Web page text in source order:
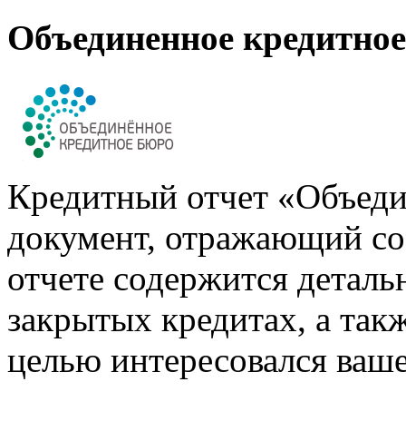
Объединенное
Кредитный отчет
документ, отражающий
отчете содержится
закрытых кредитах, а
целью интересовался